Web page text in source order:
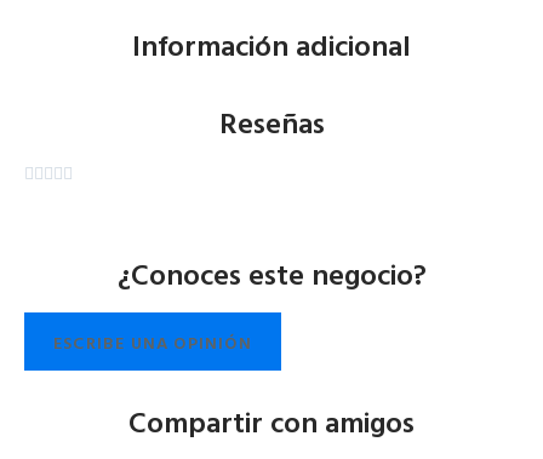
Información adicional
Reseñas
    
¿Conoces este negocio?
ESCRIBE UNA OPINIÓN
Compartir con amigos